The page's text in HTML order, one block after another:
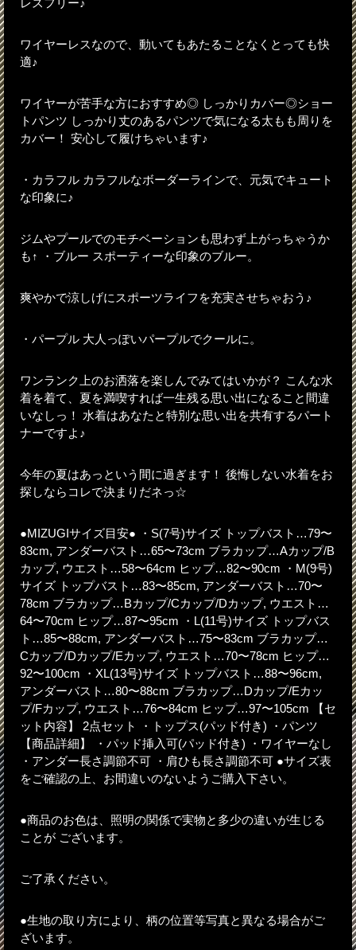
レスフリー♪
ワイヤーレスなので、動いてもあたることなくとっても快
適♪
ワイヤーが苦手な方におすすめ◎ しっかりカバー◎ショー
トパンツ しっかり丈のあるパンツで気になる太もも周りを
カバー！ 安心して履けちゃいます♪
・カラフル カラフルなボーダーラインで、元気でキュート
な印象に♪
ジムやプールでのモチベーションも思わず上がっちゃうか
も↑ ・ブルー スポーティーな印象のブルー。
爽やかで涼しげにスポーツライフを充実させちゃおう♪
・パープル 大人っぽいパープルでクールに。
ワンランク上のお洒落を楽しんでみてはいかが？ こんな水
着を着て、夏を満喫すれば一生残る思い出になること間違
いなしっ！ 水着はあなたと特別な思い出を共有するパート
ナーですよ♪
今年の夏はあっという間に過ぎます！ 後悔しない水着をお
探しならコレで決まりだネっ☆
●MIZUGIサイズ目安● ・S(7号)サイズ トップバスト…79〜
83cm, アンダーバスト…65〜73cm ブラカップ…Aカップ/B
カップ, ウエスト…58〜64cm ヒップ…82〜90cm ・M(9号)
サイズ トップバスト…83〜85cm, アンダーバスト…70〜
78cm ブラカップ…Bカップ/Cカップ/Dカップ, ウエスト…
64〜70cm ヒップ…87〜95cm ・L(11号)サイズ トップバス
ト…85〜88cm, アンダーバスト…75〜83cm ブラカップ…
Cカップ/Dカップ/Eカップ, ウエスト…70〜78cm ヒップ…
92〜100cm ・XL(13号)サイズ トップバスト…88〜96cm,
アンダーバスト…80〜88cm ブラカップ…Dカップ/Eカッ
プ/Fカップ, ウエスト…76〜84cm ヒップ…97〜105cm 【セ
ット内容】 2点セット ・トップス(パッド付き) ・パンツ
【商品詳細】 ・パッド挿入可(パッド付き) ・ワイヤーなし
・アンダー長さ調節不可 ・肩ひも長さ調節不可 ●サイズ表
をご確認の上、お間違いのないようご購入下さい。
●商品のお色は、照明の関係で実物と多少の違いが生じる
ことが ございます。
ご了承ください。
●生地の取り方により、柄の位置等写真と異なる場合がご
ざいます。